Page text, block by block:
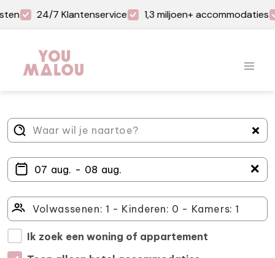
24/7 Klantenservice 1,3 miljoen+ accommodaties
＋
Ik zoek een woning of appartement